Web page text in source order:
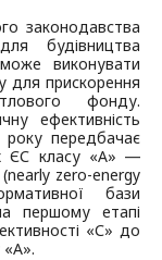
законодавства
будівництва
виконувати
для прискорення
фонду.
ефективність
передбачає
ЄС класу «А» ―
zero-energy
бази
першому етапі
«С» до